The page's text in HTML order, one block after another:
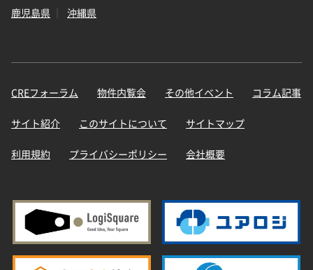
鹿児島県
沖縄県
CREフォーラム 物件内覧会 その他イベント コラム記事
サイト紹介 このサイトについて サイトマップ
利用規約 プライバシーポリシー 会社概要